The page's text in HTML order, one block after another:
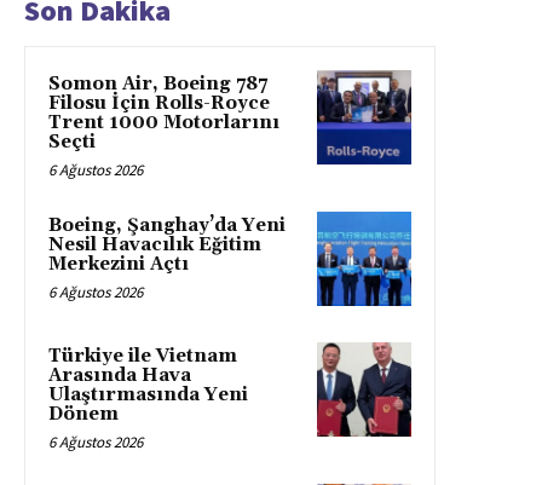
Son Dakika
Somon Air, Boeing 787
Filosu İçin Rolls-Royce
Trent 1000 Motorlarını
Seçti
6 Ağustos 2026
Boeing, Şanghay’da Yeni
Nesil Havacılık Eğitim
Merkezini Açtı
6 Ağustos 2026
Türkiye ile Vietnam
Arasında Hava
Ulaştırmasında Yeni
Dönem
6 Ağustos 2026